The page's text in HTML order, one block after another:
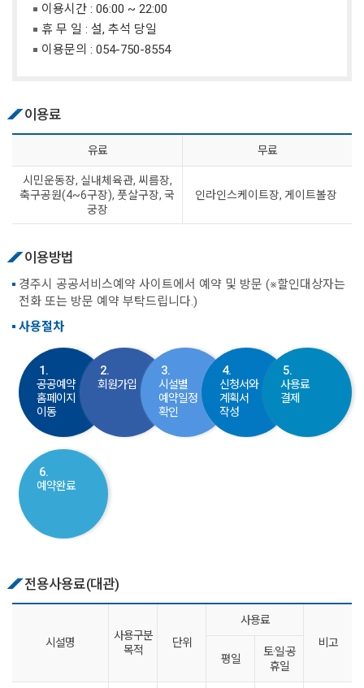
이용시간 : 06:00 ~ 22:00
휴 무 일 : 설, 추석 당일
이용문의 : 054-750-8554
이용료
유료 무료
시민운동장, 실내체육관, 씨름장,
축구공원(4~6구장), 풋살구장, 국
궁장
인라인스케이트장, 게이트볼장
이용방법
경주시 공공서비스예약 사이트에서 예약 및 방문 (※할인대상자는
전화 또는 방문 예약 부탁드립니다.)
사용절차
1.
공공예약
홈페이지
이동
2.
회원가입
3.
시설별
예약일정
확인
4.
신청서와
계획서
작성
5.
사용료
결제
6.
예약완료
전용사용료(대관)
시설명
사용구분
목적
단위
사용료
비고
평일
토·일·공
휴일